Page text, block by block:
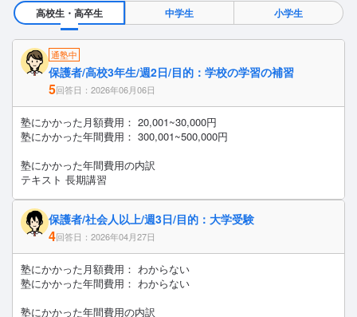
高校生・高卒生 中学生 小学生
通塾中
保護者/高校3年生/週2日/目的：学校の学習の補習
5回答日：2026年06月06日
塾にかかった月額費用： 20,001~30,000円
塾にかかった年間費用： 300,001~500,000円
塾にかかった年間費用の内訳
テキスト 長期講習
保護者/社会人以上/週3日/目的：大学受験
4回答日：2026年04月27日
塾にかかった月額費用： わからない
塾にかかった年間費用： わからない
塾にかかった年間費用の内訳